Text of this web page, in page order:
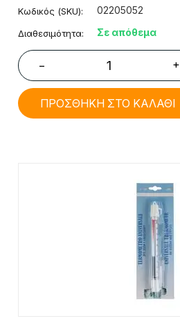
Κωδικός (SKU): 02205052
Διαθεσιμότητα: Σε απόθεμα
− +
ΠΡΟΣΘΗΚΗ ΣΤΟ ΚΑΛΑΘΙ